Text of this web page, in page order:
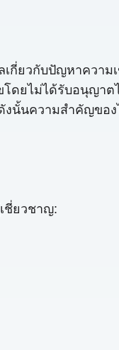
กี่ยวกับปัญหาความ
ดยไม่ได้รับอนุญาต
งนั้นความสำคัญขอ
ชี่ยวชาญ: